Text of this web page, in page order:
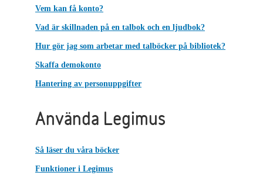
Vem kan få konto?
Vad är skillnaden på en talbok och en ljudbok?
Hur gör jag som arbetar med talböcker på bibliotek?
Skaffa demokonto
Hantering av personuppgifter
Använda Legimus
Så läser du våra böcker
Funktioner i Legimus